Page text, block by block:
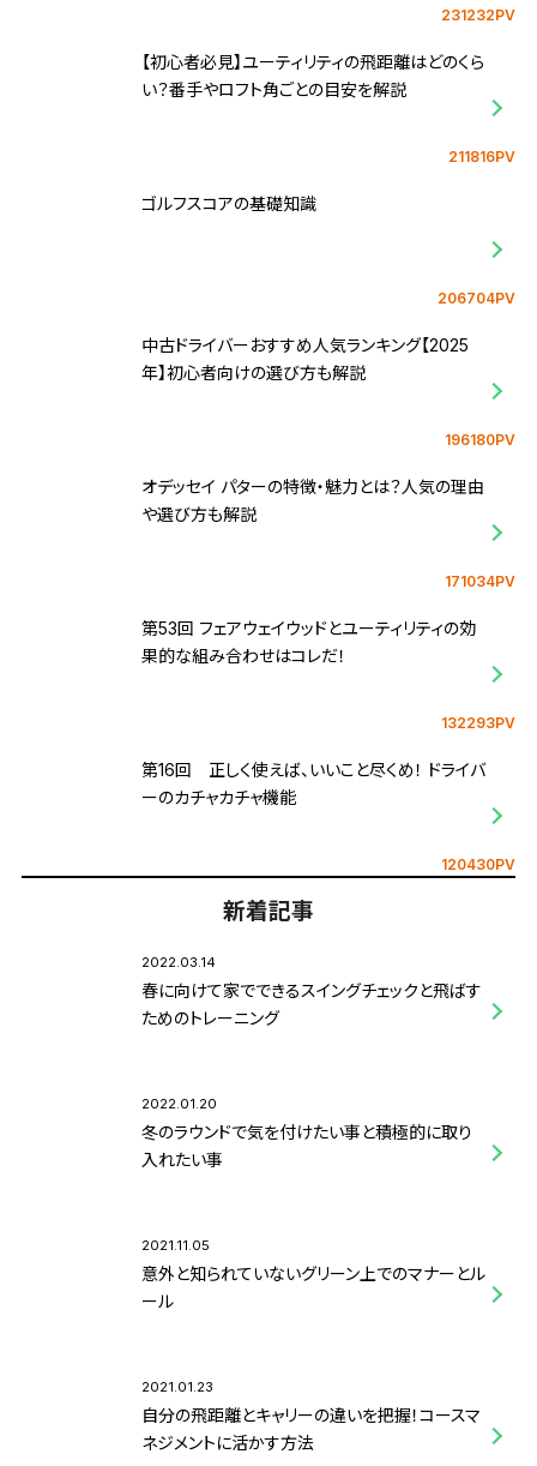
231232PV
【初心者必見】ユーティリティの飛距離はどのくら
い？番手やロフト角ごとの目安を解説
211816PV
ゴルフスコアの基礎知識
206704PV
中古ドライバーおすすめ人気ランキング【2025
年】初心者向けの選び方も解説
196180PV
オデッセイ パターの特徴・魅力とは？人気の理由
や選び方も解説
171034PV
第53回 フェアウェイウッドとユーティリティの効
果的な組み合わせはコレだ！
132293PV
第16回 正しく使えば、いいこと尽くめ！ ドライバ
ーのカチャカチャ機能
120430PV
新着記事
2022.03.14
春に向けて家でできるスイングチェックと飛ばす
ためのトレーニング
2022.01.20
冬のラウンドで気を付けたい事と積極的に取り
入れたい事
2021.11.05
意外と知られていないグリーン上でのマナーとル
ール
2021.01.23
自分の飛距離とキャリーの違いを把握！コースマ
ネジメントに活かす方法